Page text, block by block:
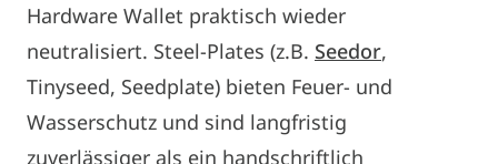
Hardware Wallet praktisch wieder
neutralisiert. Steel-Plates (z.B. Seedor,
Tinyseed, Seedplate) bieten Feuer- und
Wasserschutz und sind langfristig
zuverlässiger als ein handschriftlich